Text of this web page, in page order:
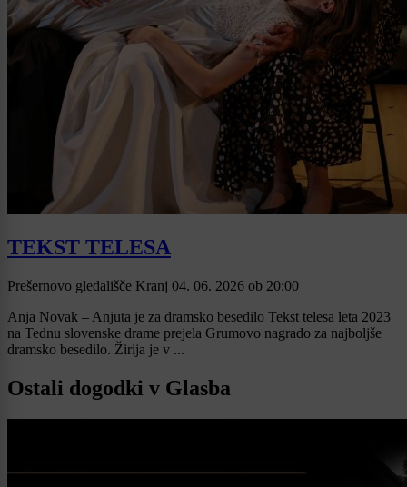
TEKST TELESA
Prešernovo gledališče Kranj 04. 06. 2026 ob 20:00
Anja Novak – Anjuta je za dramsko besedilo Tekst telesa leta 2023
na Tednu slovenske drame prejela Grumovo nagrado za najboljše
dramsko besedilo. Žirija je v ...
Ostali dogodki v Glasba